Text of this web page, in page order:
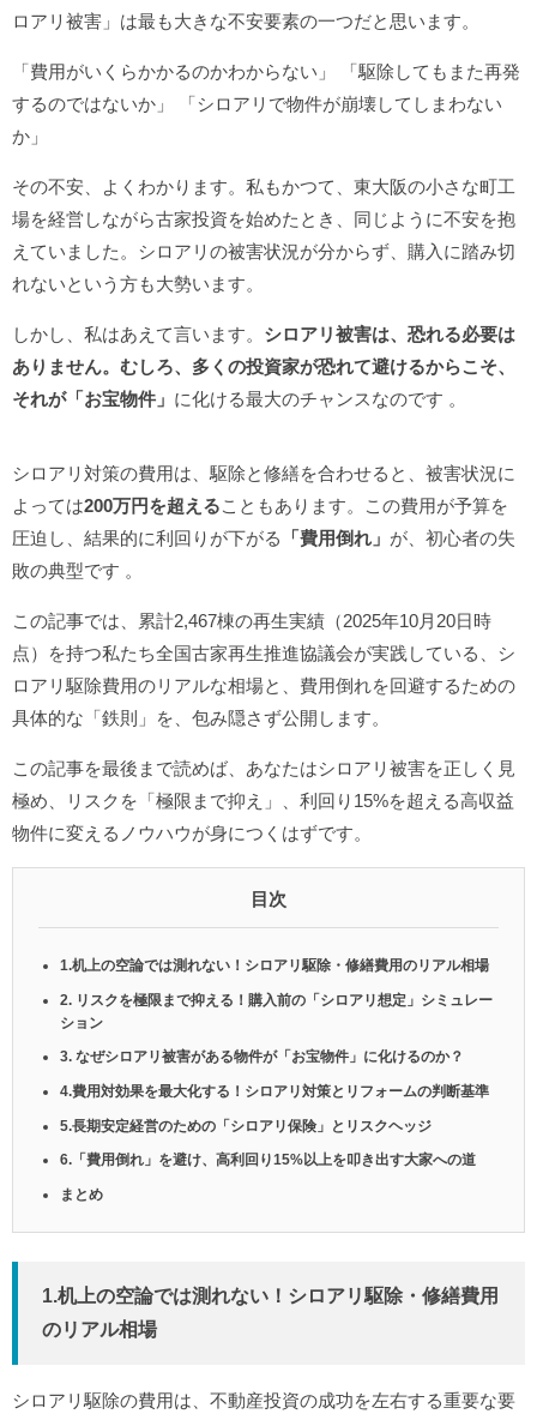
ロアリ被害」は最も大きな不安要素の一つだと思います。
「費用がいくらかかるのかわからない」 「駆除してもまた再発
するのではないか」 「シロアリで物件が崩壊してしまわない
か」
その不安、よくわかります。私もかつて、東大阪の小さな町工
場を経営しながら古家投資を始めたとき、同じように不安を抱
えていました。シロアリの被害状況が分からず、購入に踏み切
れないという方も大勢います。
しかし、私はあえて言います。 シロアリ被害は、恐れる必要は
ありません。 むしろ、多くの投資家が恐れて避けるからこそ、
それが「お宝物件」 に化ける最大のチャンスなのです 。
シロアリ対策の費用は、駆除と修繕を合わせると、被害状況に
よっては200万円を超えることもあります。この費用が予算を
圧迫し、結果的に利回りが下がる
「費用倒れ」 が、初心者の失
敗の典型です 。
この記事では、累計2,467棟の再生実績（2025年10月20日時
点）を持つ私たち全国古家再生推進協議会が実践している、シ
ロアリ駆除費用のリアルな相場と、費用倒れを回避するための
具体的な「鉄則」を、包み隠さず公開します。
この記事を最後まで読めば、あなたはシロアリ被害を正しく見
極め、リスクを「極限まで抑え」、利回り15%を超える高収益
物件に変えるノウハウが身につくはずです。
目次
1.机上の空論では測れない！シロアリ駆除・修繕費用のリアル相場
2. リスクを極限まで抑える！購入前の「シロアリ想定」シミュレー
ション
3. なぜシロアリ被害がある物件が「お宝物件」に化けるのか？
4.費用対効果を最大化する！シロアリ対策とリフォームの判断基準
5.長期安定経営のための「シロアリ保険」とリスクヘッジ
6.「費用倒れ」を避け、高利回り15%以上を叩き出す大家への道
まとめ
1.机上の空論では測れない！シロアリ駆除・修繕費用
のリアル相場
シロアリ駆除の費用は、不動産投資の成功を左右する重要な要